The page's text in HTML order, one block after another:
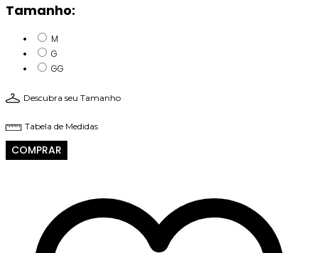
Tamanho:
M
G
GG
Descubra seu Tamanho
Tabela de Medidas
COMPRAR